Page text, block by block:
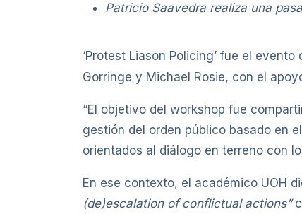
Patricio Saavedra realiza una
‘Protest Liason Policing’ fue el evento
Gorringe y Michael Rosie, con el
“El objetivo del workshop fue
gestión del orden público basado en
orientados al diálogo en terreno con
En ese contexto, el académico UOH
(de)escalation of conflictual actions”